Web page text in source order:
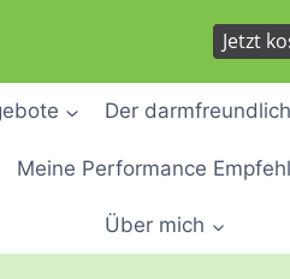
Der
Meine Performance
Über mich
Jetzt